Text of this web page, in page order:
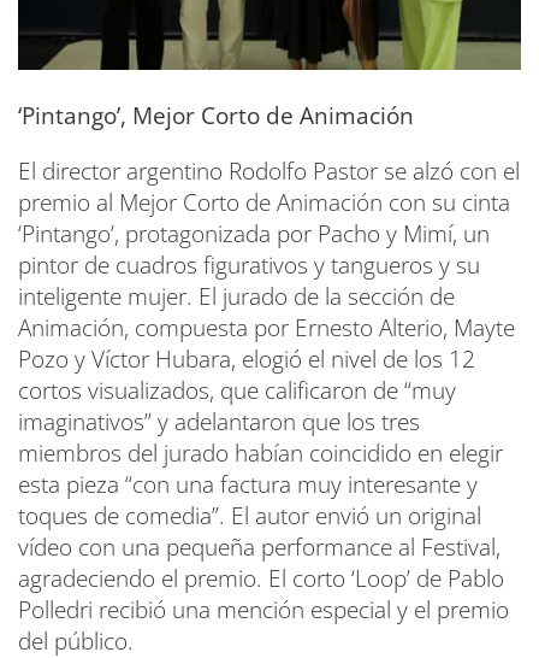
‘Pintango’, Mejor Corto de Animación
El director argentino Rodolfo Pastor se alzó con el
premio al Mejor Corto de Animación con su cinta
‘Pintango’, protagonizada por Pacho y Mimí, un
pintor de cuadros figurativos y tangueros y su
inteligente mujer. El jurado de la sección de
Animación, compuesta por Ernesto Alterio, Mayte
Pozo y Víctor Hubara, elogió el nivel de los 12
cortos visualizados, que calificaron de “muy
imaginativos” y adelantaron que los tres
miembros del jurado habían coincidido en elegir
esta pieza “con una factura muy interesante y
toques de comedia”. El autor envió un original
vídeo con una pequeña performance al Festival,
agradeciendo el premio. El corto ‘Loop’ de Pablo
Polledri recibió una mención especial y el premio
del público.